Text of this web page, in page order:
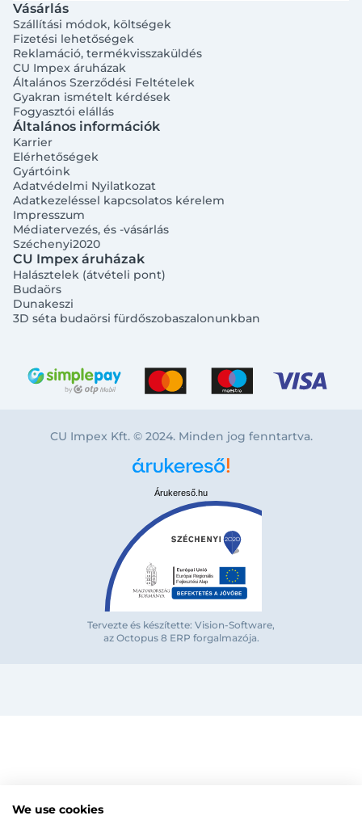
Bejelentkezés e-mail-címmel
Bejelentkezés közösségi fiókkal
MOZGÁSKORLÁTOZOTT TERMÉKEK
ZUHANYKABINOK/AJTÓK
Radiátorok
Vásárlás
Szállítási módok, költségek
Fizetési lehetőségek
Reklamáció, termékvisszaküldés
CU Impex áruházak
Általános Szerződési Feltételek
Gyakran ismételt kérdések
Fogyasztói elállás
Általános információk
Karrier
Elérhetőségek
Gyártóink
Adatvédelmi Nyilatkozat
Adatkezeléssel kapcsolatos kérelem
Impresszum
Médiatervezés, és -vásárlás
Széchenyi2020
CU Impex áruházak
Halásztelek (átvételi pont)
Budaörs
Dunakeszi
3D séta budaörsi fürdőszobaszalonunkban
CU Impex Kft. © 2024. Minden jog fenntartva.
Árukereső.hu
Tervezte és készítette: Vision-Software,
az Octopus 8 ERP forgalmazója.
We use cookies